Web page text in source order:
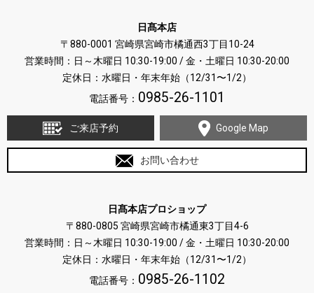
日髙本店
〒880-0001 宮崎県宮崎市橘通西3丁目10-24
営業時間：日～木曜日 10:30-19:00 / 金・土曜日 10:30-20:00
定休日：水曜日・年末年始（12/31〜1/2）
電話番号： 0985-26-1101
ご来店予約 Google Map
お問い合わせ
日髙本店プロショップ
〒880-0805 宮崎県宮崎市橘通東3丁目4-6
営業時間：日～木曜日 10:30-19:00 / 金・土曜日 10:30-20:00
定休日：水曜日・年末年始（12/31〜1/2）
電話番号： 0985-26-1102